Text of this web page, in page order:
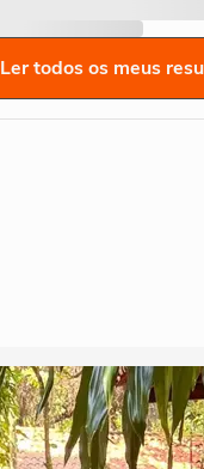
Ler todos os meus